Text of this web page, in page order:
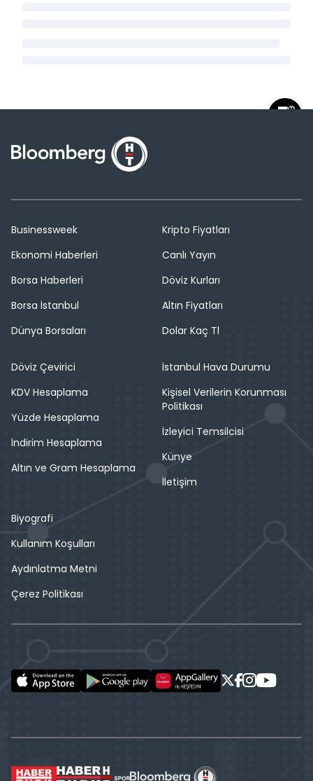
Businessweek
Ekonomi Haberleri
Borsa Haberleri
Borsa İstanbul
Dünya Borsaları
Kripto Fiyatları
Canlı Yayın
Döviz Kurları
Altın Fiyatları
Dolar Kaç Tl
Döviz Çevirici
KDV Hesaplama
Yüzde Hesaplama
İndirim Hesaplama
Altın ve Gram Hesaplama
İstanbul Hava Durumu
Kişisel Verilerin Korunması
Politikası
İzleyici Temsilcisi
Künye
İletişim
Biyografi
Kullanım Koşulları
Aydınlatma Metni
Çerez Politikası